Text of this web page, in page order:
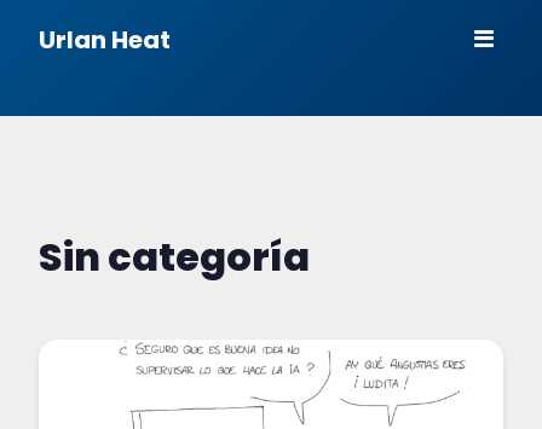
Urlan Heat
Sin categoría